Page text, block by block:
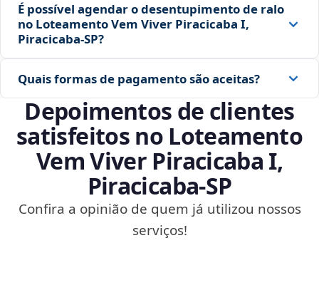
É possível agendar o desentupimento de ralo
no Loteamento Vem Viver Piracicaba I,
Piracicaba‑SP?
Quais formas de pagamento são aceitas?
Depoimentos de clientes
satisfeitos no Loteamento
Vem Viver Piracicaba I,
Piracicaba‑SP
Confira a opinião de quem já utilizou nossos
serviços!